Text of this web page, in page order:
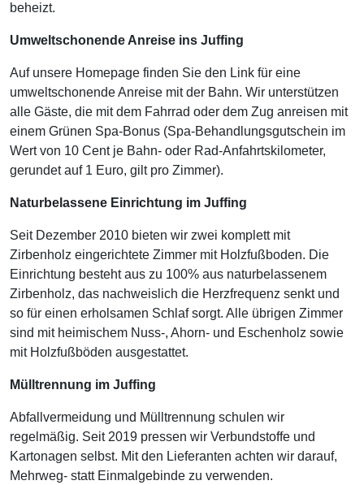
beheizt.
Umweltschonende Anreise ins Juffing
Auf unsere Homepage finden Sie den Link für eine
umweltschonende Anreise mit der Bahn. Wir unterstützen
alle Gäste, die mit dem Fahrrad oder dem Zug anreisen mit
einem Grünen Spa-Bonus (Spa-Behandlungsgutschein im
Wert von 10 Cent je Bahn- oder Rad-Anfahrtskilometer,
gerundet auf 1 Euro, gilt pro Zimmer).
Naturbelassene Einrichtung im Juffing
Seit Dezember 2010 bieten wir zwei komplett mit
Zirbenholz eingerichtete Zimmer mit Holzfußboden. Die
Einrichtung besteht aus zu 100% aus naturbelassenem
Zirbenholz, das nachweislich die Herzfrequenz senkt und
so für einen erholsamen Schlaf sorgt. Alle übrigen Zimmer
sind mit heimischem Nuss-, Ahorn- und Eschenholz sowie
mit Holzfußböden ausgestattet.
Mülltrennung im Juffing
Abfallvermeidung und Mülltrennung schulen wir
regelmäßig. Seit 2019 pressen wir Verbundstoffe und
Kartonagen selbst. Mit den Lieferanten achten wir darauf,
Mehrweg- statt Einmalgebinde zu verwenden.